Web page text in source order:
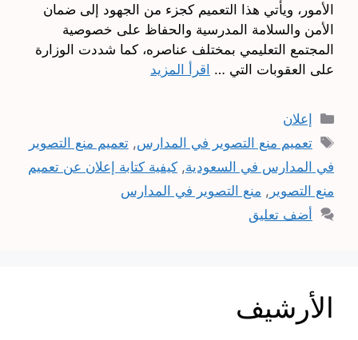
الأمور، ويأتي هذا التعميم كجزء من الجهود إلى ضمان
الأمن والسلامة المدرسية والحفاظ على خصوصية
المجتمع التعليمي بمختلف عناصره، كما شددت الوزارة
على العقوبات التي … اقرأ المزيد
التصنيفات
إعلان
الوسوم
تعميم منع التصوير في المدارس,تعميم منع التصوير
في المدارس في السعودية, كيفية كتابة إعلان عن تعميم
منع التصوير , منع التصوير في المدارس
أضف تعليق
الأرشيف